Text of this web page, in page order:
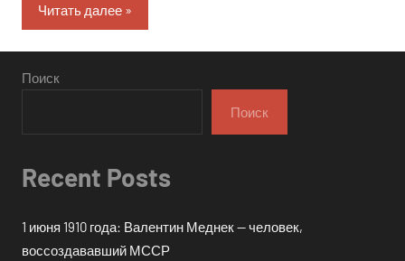
Читать далее
Поиск
Поиск
Recent Posts
1 июня 1910 года: Валентин Меднек — человек,
воссоздававший МССР